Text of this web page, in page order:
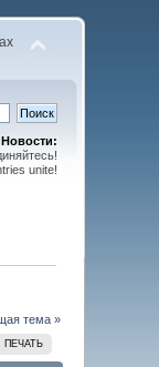
Новости:
unite!
тема »
ПЕЧАТЬ